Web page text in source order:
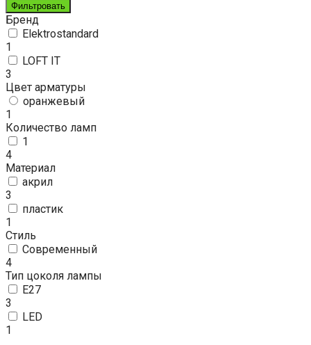
Фильтровать
Бренд
Elektrostandard
1
LOFT IT
3
Цвет арматуры
оранжевый
1
Количество ламп
1
4
Материал
акрил
3
пластик
1
Стиль
Современный
4
Тип цоколя лампы
E27
3
LED
1